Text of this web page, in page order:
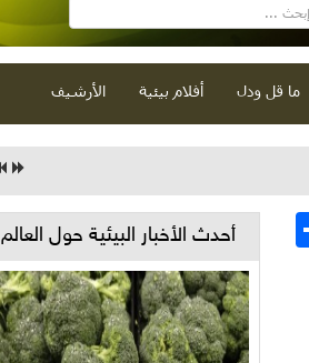
ما قل ودل أفلام بيئية الأرشيف
أحدث الأخبار البيئية حول العالم